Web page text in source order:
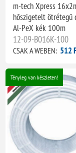
m-tech Xpress
hőszigetelt ötrétegű
Al-PeX kék 100m
12-09-B016K-100
CSAK A WEBEN: 512
Tényleg van készleten!